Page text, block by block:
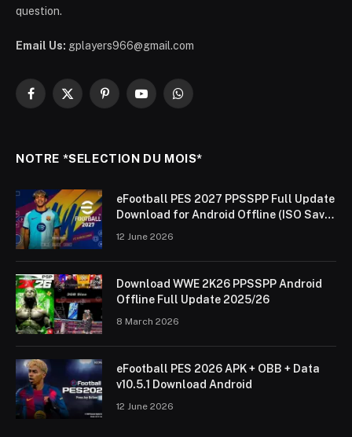
question.
Email Us: gplayers966@gmail.com
Facebook
X
PinterestYouTubeWhatsApp
NOTRE *SELECTION DU MOIS*
eFootball PES 2027 PPSSPP Full Update
Download for Android Offline (ISO Save
12 June 2026
Download WWE 2K26 PPSSPP Android
Offline Full Update 2025/26
8 March 2026
eFootball PES 2026 APK + OBB + Data
v10.5.1 Download Android
12 June 2026